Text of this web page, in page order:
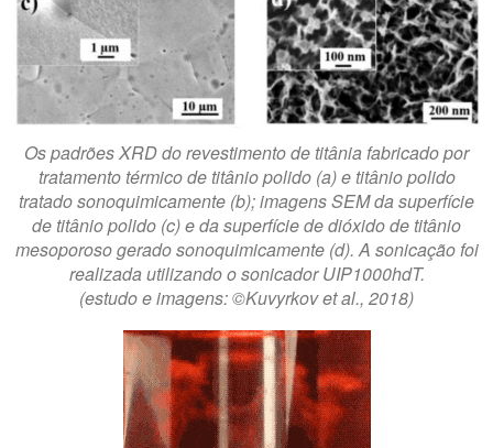
Os padrões XRD do revestimento de titânia fabricado por
tratamento térmico de titânio polido (a) e titânio polido
tratado sonoquimicamente (b); imagens SEM da superfície
de titânio polido (c) e da superfície de dióxido de titânio
mesoporoso gerado sonoquimicamente (d). A sonicação foi
realizada utilizando o sonicador UIP1000hdT.
(estudo e imagens: ©Kuvyrkov et al., 2018)